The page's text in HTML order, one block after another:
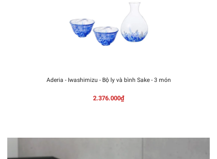
Aderia - Iwashimizu - Bộ ly và bình Sake - 3 món
2.376.000₫